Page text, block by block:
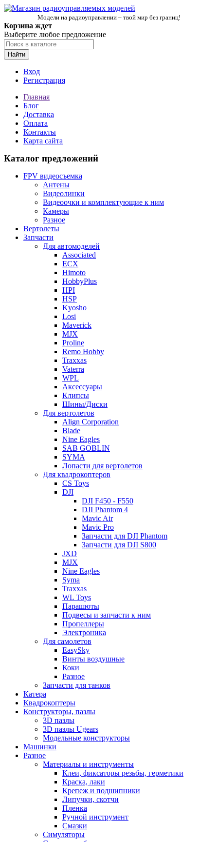
Модели на радиоуправлении – твой мир без границ!
Корзина ждет
Выберите любое предложение
Найти
Вход
Регистрация
Главная
Блог
Доставка
Оплата
Контакты
Карта сайта
Каталог предложений
FPV видеосъемка
Антены
Видеолинки
Видеоочки и комплектующие к ним
Камеры
Разное
Вертолеты
Запчасти
Для автомоделей
Associated
ECX
Himoto
HobbyPlus
HPI
HSP
Kyosho
Losi
Maverick
MJX
Proline
Remo Hobby
Traxxas
Vaterra
WPL
Аксессуары
Клипсы
Шины/Диски
Для вертолетов
Align Corporation
Blade
Nine Eagles
SAB GOBLIN
SYMA
Лопасти для вертолетов
Для квадрокоптеров
CS Toys
DJI
DJI F450 - F550
DJI Phantom 4
Mavic Air
Mavic Pro
Запчасти для DJI Phantom
Запчасти для DJI S800
JXD
MJX
Nine Eagles
Syma
Traxxas
WL Toys
Парашюты
Подвесы и запчасти к ним
Пропеллеры
Электроника
Для самолетов
EasySky
Винты воздушные
Коки
Разное
Запчасти для танков
Катера
Квадрокоптеры
Конструкторы, пазлы
3D пазлы
3D пазлы Ugears
Модельные конструкторы
Машинки
Разное
Материалы и инструменты
Клеи, фиксаторы резьбы, герметики
Краска, лаки
Крепеж и подшипники
Липучки, скотчи
Пленка
Ручной инструмент
Смазки
Симуляторы